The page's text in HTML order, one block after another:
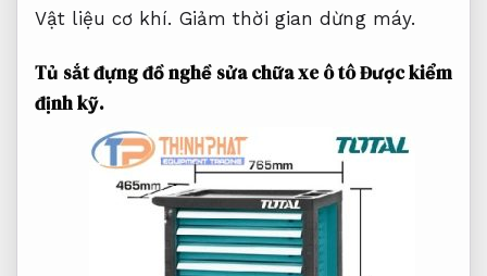
Vật liệu cơ khí. Giảm thời gian dừng máy.
Tủ sắt đựng đồ nghề sửa chữa xe ô tôĐược kiểm
định kỹ.